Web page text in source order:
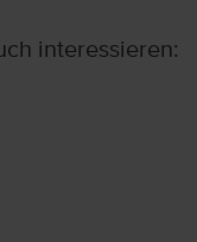
interessieren: